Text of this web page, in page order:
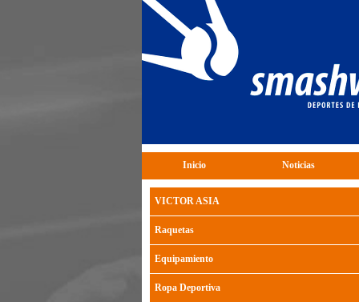
Inicio Noticias
VICTOR ASIA
Raquetas
Equipamiento
Ropa Deportiva